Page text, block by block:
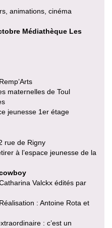
animations, cinéma
Médiathèque Les
maternelles de Toul
jeunesse 1er étage
rue de Rigny
à l’espace jeunesse de la
Valckx édités par
: Antoine Rota et
: c’est un